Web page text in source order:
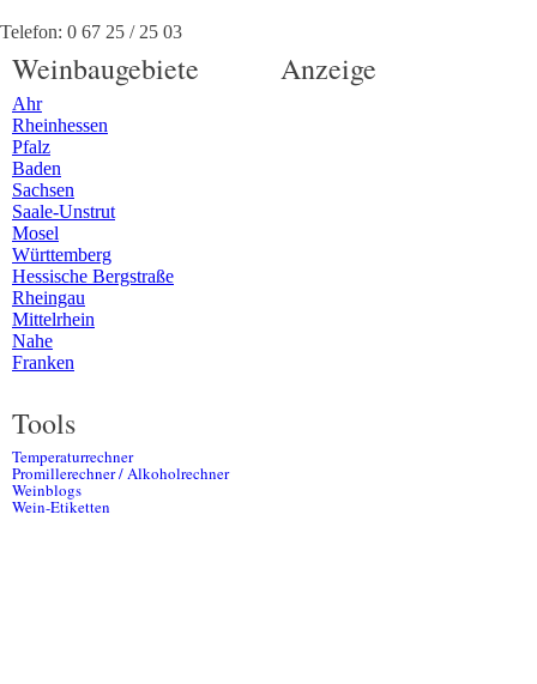
Telefon: 0 67 25 / 25 03
Weinbaugebiete
Ahr
Rheinhessen
Pfalz
Baden
Sachsen
Saale-Unstrut
Mosel
Württemberg
Hessische Bergstraße
Rheingau
Mittelrhein
Nahe
Franken
Tools
Temperaturrechner
Promillerechner / Alkoholrechner
Weinblogs
Wein-Etiketten
Anzeige